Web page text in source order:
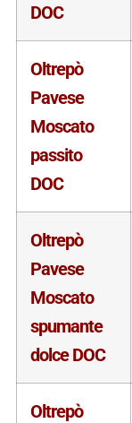
DOC
Oltrepò
Pavese
Moscato
passito
DOC
Oltrepò
Pavese
Moscato
spumante
dolce DOC
Oltrepò